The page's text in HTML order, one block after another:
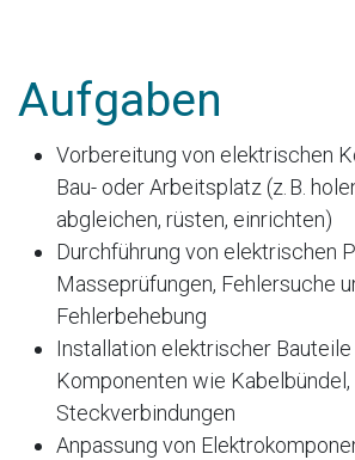
Aufgaben
Vorbereitung von elektrischen
Bau- oder Arbeitsplatz (z. B.
abgleichen, rüsten, einrichten)
Durchführung von elektrischen
Masseprüfungen, Fehlersuche
Fehlerbehebung
Installation elektrischer Bauteile
Komponenten wie
Steckverbindungen
Anpassung von